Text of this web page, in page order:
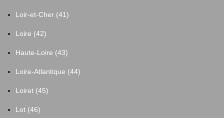
Loir-et-Cher (41)
Loire (42)
Haute-Loire (43)
Loire-Atlantique (44)
Loiret (45)
Lot (46)